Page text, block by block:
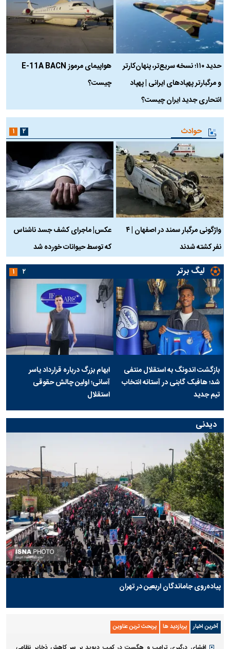
حدید ۱۱۰؛ نسخه سریع‌تر، پنهان‌کارتر
و مرگبارتر پهپادهای ایرانی | پهپاد
انتحاری جدید ایران چیست؟
هواپیمای مرموز E-11A BACN
چیست؟
حوادث
واژگونی مرگبار سمند در اصفهان | ۴
نفر کشته شدند
عکس| ماجرای کشف جسد ناشناس
که توسط حیوانات خورده شد
۱ ۲
لیگ برتر
بازگشت اندونگ به استقلال منتفی
شد؛ هافبک گابنی در آستانه انتخاب
تیم جدید
ابهام بزرگ درباره قرارداد یاسر
آسانی؛ اولین چالش حقوقی
استقلال
۱ ۲
دیدنی
پیاده‌روی جاماندگان اربعین در تهران
آخرین اخبار پربازدید ها پربحث ترین عناوین